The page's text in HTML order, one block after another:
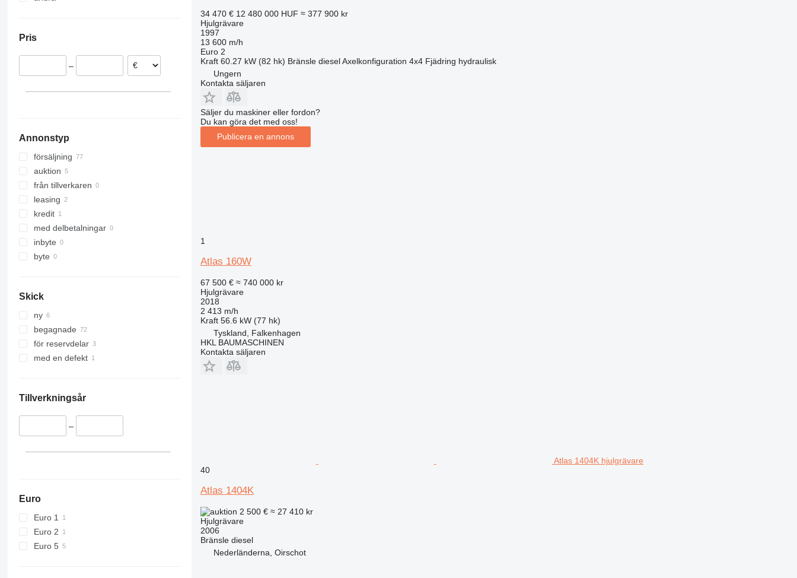
Norge
Litauen
Pris
–
Annonstyp
försäljning
auktion
från tillverkaren
leasing
kredit
med delbetalningar
inbyte
byte
Skick
ny
begagnade
för reservdelar
med en defekt
Tillverkningsår
–
Euro
Euro 1
Euro 2
Euro 5
34 470 € 12 480 000 HUF ≈ 377 900 kr
Hjulgrävare
1997
13 600 m/h
Euro 2
Kraft 60.27 kW (82 hk) Bränsle diesel Axelkonfiguration 4x4 Fjädring hydraulisk
Ungern
Kontakta säljaren
Säljer du maskiner eller fordon?
Du kan göra det med oss!
Publicera en annons
1
Atlas 160W
67 500 € ≈ 740 000 kr
Hjulgrävare
2018
2 413 m/h
Kraft 56.6 kW (77 hk)
Tyskland, Falkenhagen
HKL BAUMASCHINEN
Kontakta säljaren
Atlas 1404K hjulgrävare
40
Atlas 1404K
2 500 € ≈ 27 410 kr
Hjulgrävare
2006
Bränsle diesel
Nederländerna, Oirschot